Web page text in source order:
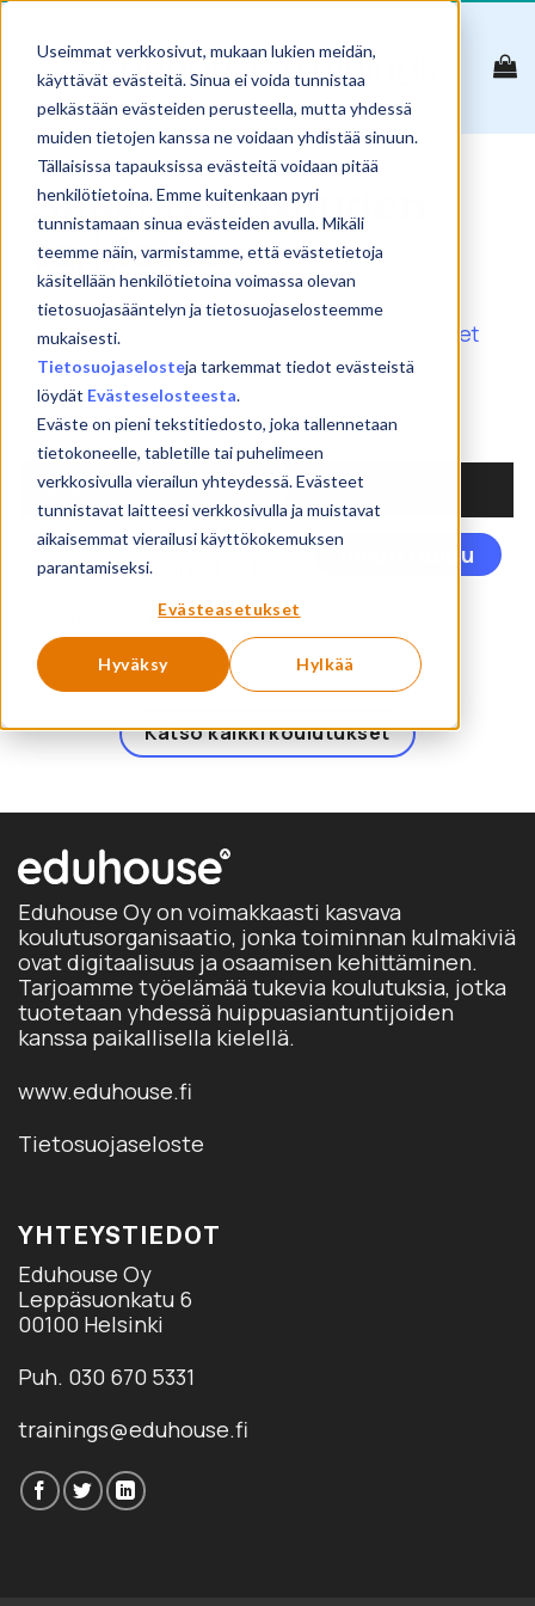
Useimmat verkkosivut, mukaan lukien meidän,
käyttävät evästeitä. Sinua ei voida tunnistaa
pelkästään evästeiden perusteella, mutta yhdessä
muiden tietojen kanssa ne voidaan yhdistää sinuun.
Tällaisissa tapauksissa evästeitä voidaan pitää
henkilötietoina. Emme kuitenkaan pyri
tunnistamaan sinua evästeiden avulla. Mikäli
teemme näin, varmistamme, että evästetietoja
käsitellään henkilötietoina voimassa olevan
tietosuojasääntelyn ja tietosuojaselosteemme
mukaisesti.
Tietosuojaselosteja tarkemmat tiedot evästeistä
löydät Evästeselosteesta.
Eväste on pieni tekstitiedosto, joka tallennetaan
tietokoneelle, tabletille tai puhelimeen
verkkosivulla vierailun yhteydessä. Evästeet
tunnistavat laitteesi verkkosivulla ja muistavat
aikaisemmat vierailusi käyttökokemuksen
parantamiseksi.
Evästeasetukset
Hyväksy Hylkää
Skip
content
Saavutettavuuden
tarkistus
Reset
Show
products
Search:
NIMI
Saavutettavuus –
käytännön perusteet
Ilmoittaudu
Showing 1 to 1 of 1 products
Katso kaikki koulutukset
Eduhouse Oy on voimakkaasti kasvava
koulutusorganisaatio, jonka toiminnan kulmakiviä
ovat digitaalisuus ja osaamisen kehittäminen.
Tarjoamme työelämää tukevia koulutuksia, jotka
tuotetaan yhdessä huippuasiantuntijoiden
kanssa paikallisella kielellä.
www.eduhouse.fi
Tietosuojaseloste
YHTEYSTIEDOT
Eduhouse Oy
Leppäsuonkatu 6
00100 Helsinki
Puh. 030 670 5331
trainings@eduhouse.fi